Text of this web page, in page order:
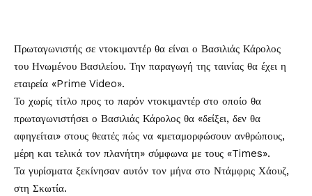
Πρωταγωνιστής σε ντοκιμαντέρ θα είναι ο Βασιλιάς Κάρολος
του Ηνωμένου Βασιλείου. Την παραγωγή της ταινίας θα έχει η
εταιρεία «Prime Video».
Το χωρίς τίτλο προς το παρόν ντοκιμαντέρ στο οποίο θα
πρωταγωνιστήσει ο Βασιλιάς Κάρολος θα «δείξει, δεν θα
αφηγείται» στους θεατές πώς να «μεταμορφώσουν ανθρώπους,
μέρη και τελικά τον πλανήτη» σύμφωνα με τους «Times».
Τα γυρίσματα ξεκίνησαν αυτόν τον μήνα στο Ντάμφρις Χάουζ,
στη Σκωτία.